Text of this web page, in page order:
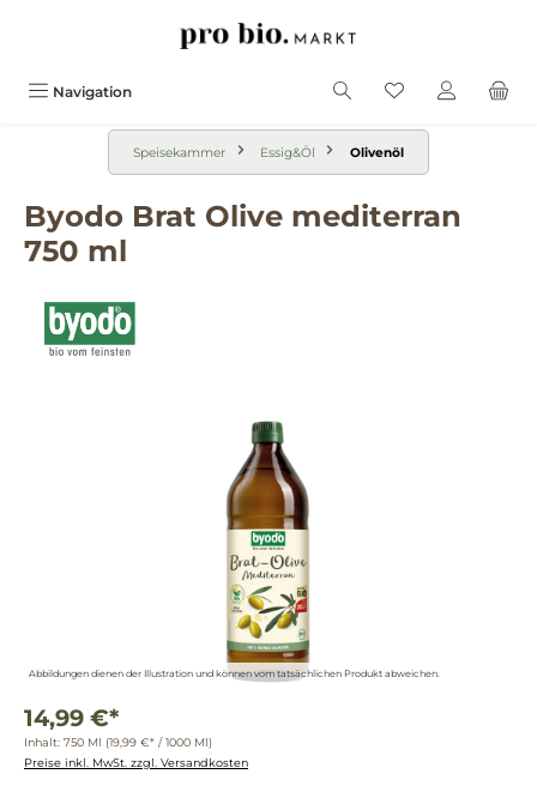
Navigation
Speisekammer Essig&Öl Olivenöl
Byodo Brat Olive mediterran
750 ml
Abbildungen dienen der Illustration und können vom tatsächlichen Produkt abweichen.
14,99 €*
Inhalt: 750 Ml (19,99 €* / 1000 Ml)
Preise inkl. MwSt. zzgl. Versandkosten